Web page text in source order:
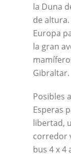
la Duna
de
Europa
la gran
Gibraltar.
Posibles
Esperas
libertad,
corredor
bus 4 x 4